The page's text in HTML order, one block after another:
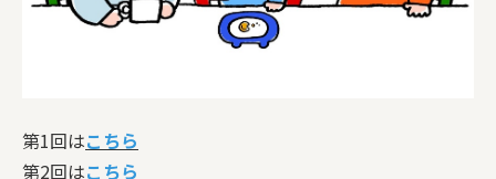
第1回はこちら
第2回はこちら